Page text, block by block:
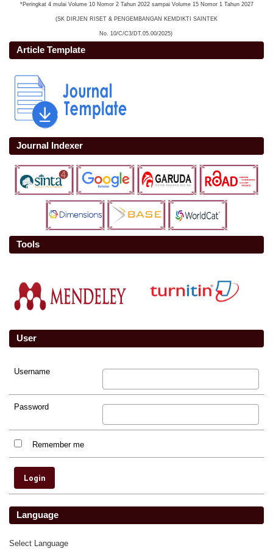
*Peringkat 4 mulai Volume 10 Nomor 2 Tahun 2022 sampai Volume 15 Nomor 1 Tahun 2027
(SK DIRJEN RISET & PENGEMBANGAN KEMDIKTI SAINTEK
No. 10/C/C3/DT.05.00/2025)
Article Template
Journal Indexer
Tools
User
Username
Password
Remember me
Language
Select Language